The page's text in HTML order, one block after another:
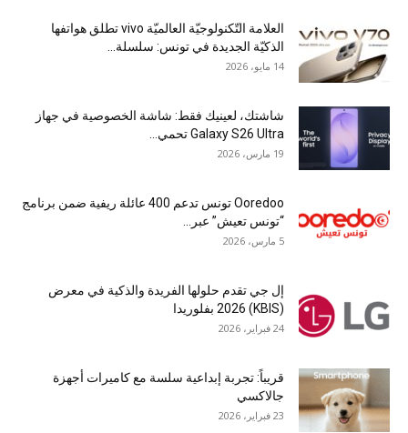
العلامة التّكنولوجيّة العالميّة vivo تطلق هواتفها
الذكيّة الجديدة في تونس: سلسلة...
14 مايو، 2026
شاشتك، لعينيك فقط: شاشة الخصوصية في جهاز
Galaxy S26 Ultra تحمي...
19 مارس، 2026
Ooredoo تونس تدعم 400 عائلة ريفية ضمن برنامج
“تونس تعيش” عبر...
5 مارس، 2026
إل جي تقدم حلولها الفريدة والذكية في معرض
(KBIS) 2026 بفلوريدا
24 فبراير، 2026
قريباً: تجربة إبداعية سلسة مع كاميرات أجهزة
جالاكسي
23 فبراير، 2026